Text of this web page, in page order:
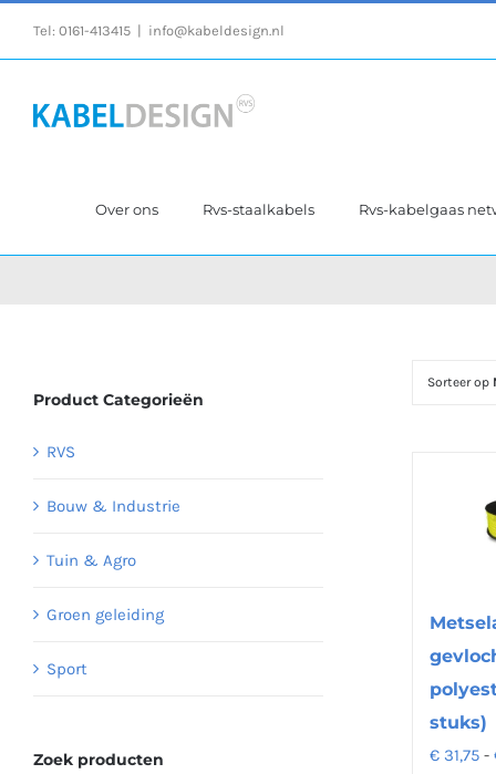
Tel: 0161-413415 info@kabeldesign.nl
Over ons Rvs-staalkabels Rvs-kabelgaas
Sorteer op
stuks)
€ 31,75 -
Product Categorieën
RVS
Bouw & Industrie
Tuin & Agro
Groen geleiding
Sport
Zoek producten